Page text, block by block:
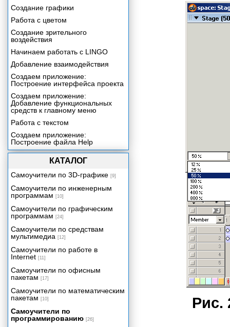
Рис.
Создание графики
Работа с цветом
Создание зрительного
воздействия
Начинаем работать с LINGO
Добавление взаимодействия
Создаем приложение:
Построение интерфейса проекта
Создаем приложение:
Добавление функциональных
средств к главному меню
Работа с текстом
Создаем приложение:
Построение файла Help
Включение звука в ваше
приложение
Создаем приложение:
Добавление контента со
сведениями о продукции
Включение цифрового видео в
ваше приложение
Трехмерная графика реального
времени
Создаем приложение:
Видеопрезентация
Упаковка вашего проекта
КАТАЛОГ
Самоучители по 3D-графике [9]
Самоучители по инженерным
программам [10]
Самоучители по графическим
программам [24]
Самоучители по средствам
мультимедиа [12]
Самоучители по работе в
Internet [11]
Самоучители по офисным
пакетам [17]
Самоучители по математическим
пакетам [10]
Самоучители по
программированию [26]